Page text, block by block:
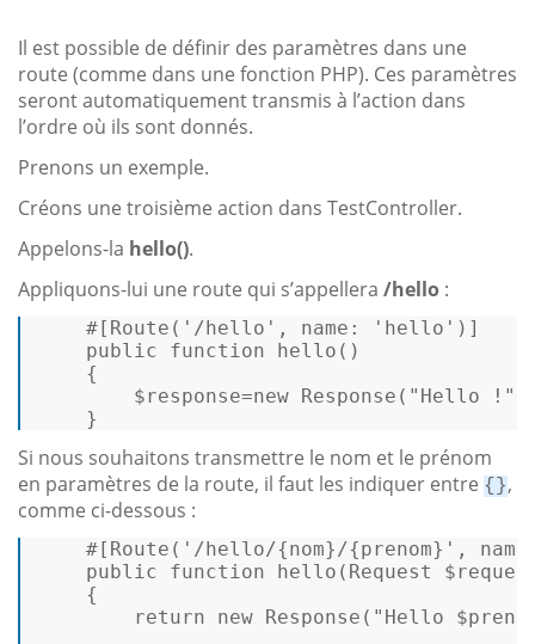
Il est possible de définir des paramètres dans une
route (comme dans une fonction PHP). Ces paramètres
seront automatiquement transmis à l’action dans
l’ordre où ils sont donnés.
Prenons un exemple.
Créons une troisième action dans TestController.
Appelons-la hello().
Appliquons-lui une route qui s’appellera /hello :
#[Route ( '/hello' , name : 'hello' ) ]
public
function hello ( )
{
$response=new Response ( "Hello !"
}
Si nous souhaitons transmettre le nom et le prénom
en paramètres de la route, il faut les indiquer entre {},
comme ci-dessous :
#[Route ( '/hello/{nom}/{prenom}' , name
public
function hello ( Request
{
return
new Response ( "Hello